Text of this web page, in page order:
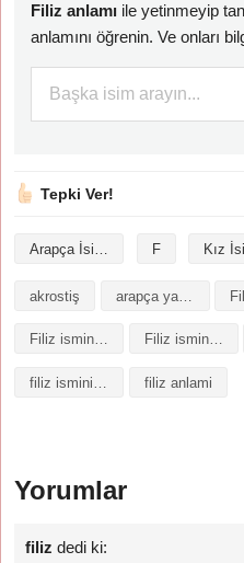
Filiz anlamı ile yetinmeyip
anlamını öğrenin. Ve onları
Tepki Ver!
Arapça İsimler F Kız
akrostiş arapça yazılışı
Filiz isminin baş harfleriyle şiir Filiz isminin kökeni
filiz anlami
Yorumlar
filiz dedi ki: